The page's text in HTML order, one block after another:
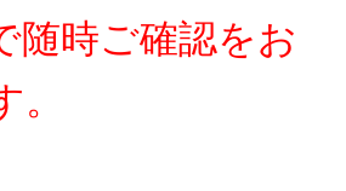
随時ご確認をお